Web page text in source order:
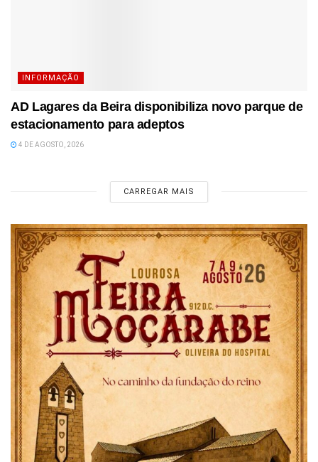
INFORMAÇÃO
AD Lagares da Beira disponibiliza novo parque de
estacionamento para adeptos
4 DE AGOSTO, 2026
CARREGAR MAIS